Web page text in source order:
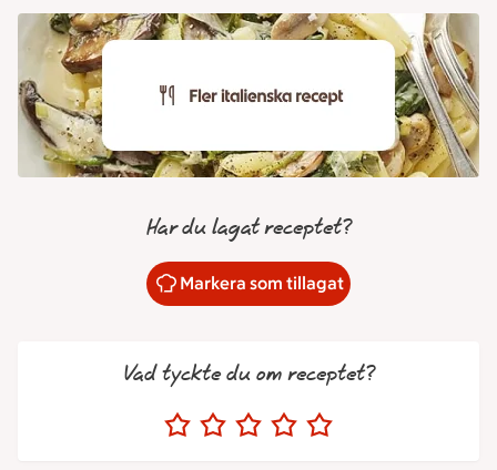
Har du lagat receptet?
Markera som tillagat
Vad tyckte du om receptet?